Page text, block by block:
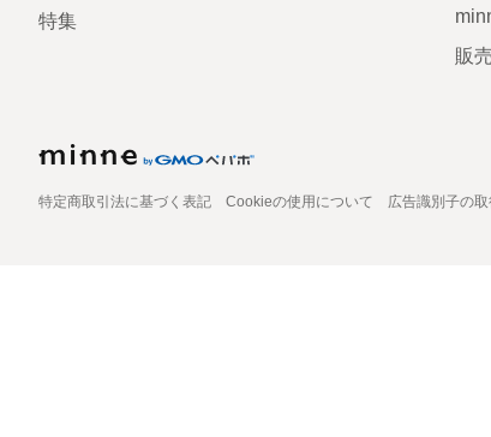
特集
販
特定商取引法に基づく表記 Cookieの使用について 広告識別子の